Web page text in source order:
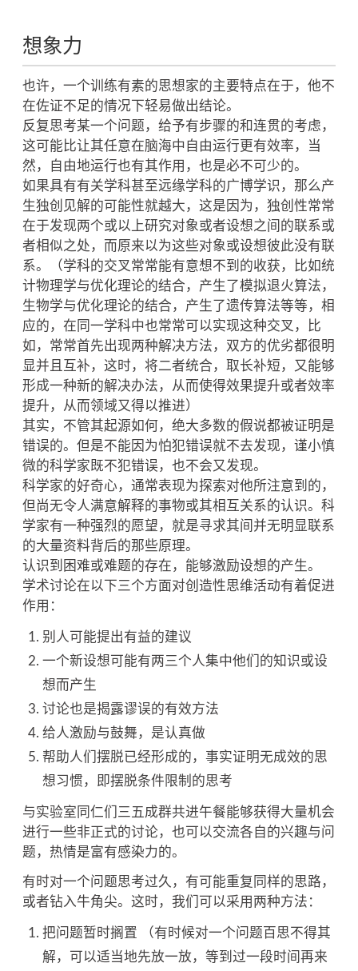
想象力
也许，一个训练有素的思想家的主要特点在于，他不
在佐证不足的情况下轻易做出结论。
反复思考某一个问题，给予有步骤的和连贯的考虑，
这可能比让其任意在脑海中自由运行更有效率，当
然，自由地运行也有其作用，也是必不可少的。
如果具有有关学科甚至远缘学科的广博学识，那么产
生独创见解的可能性就越大，这是因为，独创性常常
在于发现两个或以上研究对象或者设想之间的联系或
者相似之处，而原来以为这些对象或设想彼此没有联
系。（学科的交叉常常能有意想不到的收获，比如统
计物理学与优化理论的结合，产生了模拟退火算法，
生物学与优化理论的结合，产生了遗传算法等等，相
应的，在同一学科中也常常可以实现这种交叉，比
如，常常首先出现两种解决方法，双方的优劣都很明
显并且互补，这时，将二者统合，取长补短，又能够
形成一种新的解决办法，从而使得效果提升或者效率
提升，从而领域又得以推进）
其实，不管其起源如何，绝大多数的假说都被证明是
错误的。但是不能因为怕犯错误就不去发现，谨小慎
微的科学家既不犯错误，也不会又发现。
科学家的好奇心，通常表现为探索对他所注意到的，
但尚无令人满意解释的事物或其相互关系的认识。科
学家有一种强烈的愿望，就是寻求其间并无明显联系
的大量资料背后的那些原理。
认识到困难或难题的存在，能够激励设想的产生。
学术讨论在以下三个方面对创造性思维活动有着促进
作用：
别人可能提出有益的建议
一个新设想可能有两三个人集中他们的知识或设
想而产生
讨论也是揭露谬误的有效方法
给人激励与鼓舞，是认真做
帮助人们摆脱已经形成的，事实证明无成效的思
想习惯，即摆脱条件限制的思考
与实验室同仁们三五成群共进午餐能够获得大量机会
进行一些非正式的讨论，也可以交流各自的兴趣与问
题，热情是富有感染力的。
有时对一个问题思考过久，有可能重复同样的思路，
或者钻入牛角尖。这时，我们可以采用两种方法：
把问题暂时搁置 （有时候对一个问题百思不得其
解，可以适当地先放一放，等到过一段时间再来